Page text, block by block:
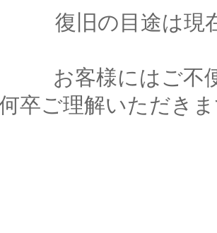
復旧の目途は現
お客様にはご不
卒ご理解いただき